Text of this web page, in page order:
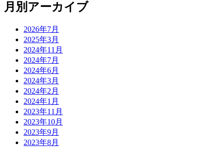
月別アーカイブ
2026年7月
2025年3月
2024年11月
2024年7月
2024年6月
2024年3月
2024年2月
2024年1月
2023年11月
2023年10月
2023年9月
2023年8月